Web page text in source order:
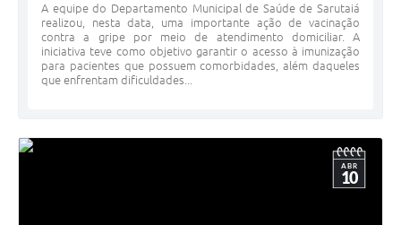
A equipe do Departamento Municipal de Saúde de Sarutaiá
realizou, nesta data, uma importante ação de vacinação
contra a gripe por meio de atendimento domiciliar. A
iniciativa teve como objetivo garantir o acesso à imunização
para pacientes que possuem comorbidades, além daqueles
que enfrentam dificuldades...
ABR
10